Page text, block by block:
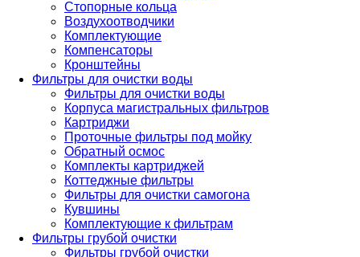
Стопорные кольца
Воздухоотводчики
Комплектующие
Компенсаторы
Кронштейны
Фильтры для очистки воды
Фильтры для очистки воды
Корпуса магистральных фильтров
Картриджи
Проточные фильтры под мойку
Обратный осмос
Комплекты картриджей
Коттеджные фильтры
Фильтры для очистки самогона
Кувшины
Комплектующие к фильтрам
Фильтры грубой очистки
Фильтры грубой очистки